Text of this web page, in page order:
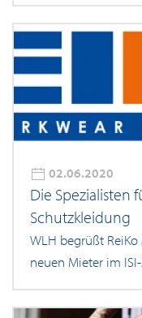
02.06.2020
Die Spezialisten
Schutzkleidung
WLH begrüßt
neuen Mieter im